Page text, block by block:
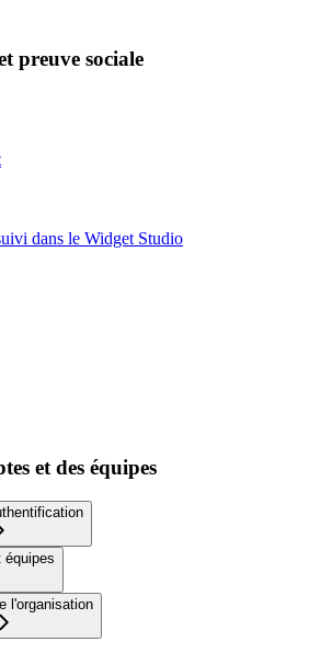
preuve sociale
dans le Widget Studio
et des équipes
équipes
l'organisation